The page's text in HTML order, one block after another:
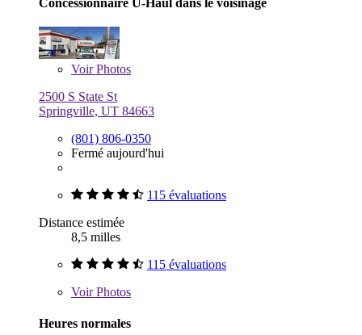
Concessionnaire U-Haul dans le voisinage
VoirPhotos
2500 S State St
Springville, UT 84663
(801) 806-0350
Fermé aujourd'hui
115 évaluations
Distance estimée
8,5 milles
115 évaluations
VoirPhotos
Heures normales